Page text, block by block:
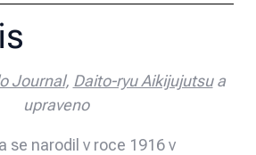
Journal, Daito-ryu Aikijujutsua
upraveno
se narodil v roce 1916 v